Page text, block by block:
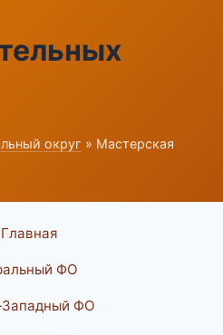
округ » Мастерская
ФО
ФО